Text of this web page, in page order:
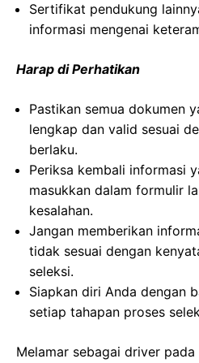
Sertifikat pendukung
informasi mengenai
Harap di Perhatikan
Pastikan semua dokumen
lengkap dan valid sesuai
berlaku.
Periksa kembali informasi
masukkan dalam formulir
kesalahan.
Jangan memberikan
tidak sesuai dengan
seleksi.
Siapkan diri Anda dengan
setiap tahapan proses
Melamar sebagai driver